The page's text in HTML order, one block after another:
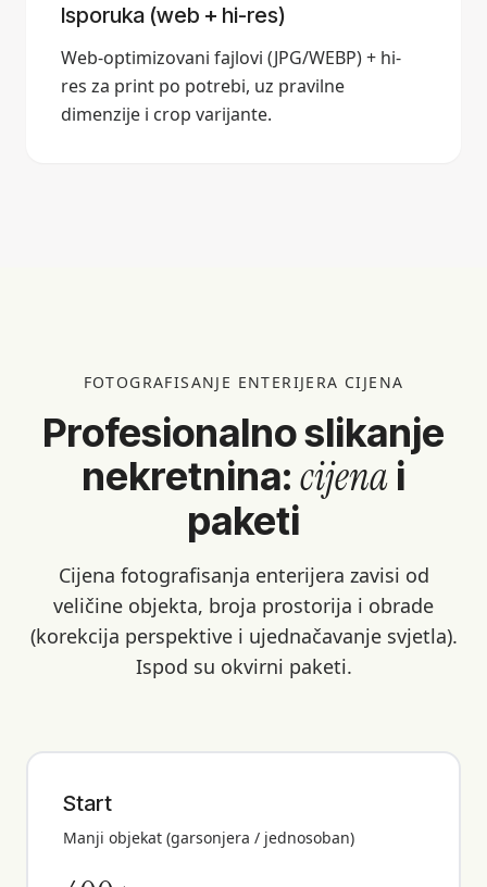
Isporuka (web + hi-res)
Web-optimizovani fajlovi (JPG/WEBP) + hi-
res za print po potrebi, uz pravilne
dimenzije i crop varijante.
FOTOGRAFISANJE ENTERIJERA CIJENA
Profesionalno slikanje
nekretnina: cijena i
paketi
Cijena fotografisanja enterijera zavisi od
veličine objekta, broja prostorija i obrade
(korekcija perspektive i ujednačavanje svjetla).
Ispod su okvirni paketi.
Start
Manji objekat (garsonjera / jednosoban)